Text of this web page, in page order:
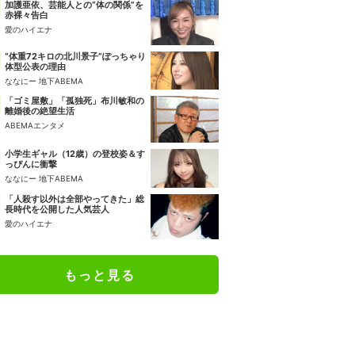
加護亜依、芸能人との“体の関係”を
赤裸々告白
愛のハイエナ
“体重72キロの北川景子”ぽっちゃり
体型公表の理由
ななにー 地下ABEMA
「ゴミ屋敷」「孤独死」布川敏和の
離婚後の絶望生活
ABEMAエンタメ
小学生ギャル（12歳）の登校姿＆す
っぴんに衝撃
ななにー 地下ABEMA
「人殺す以外は全部やってきた」総
長時代を公開した人気芸人
愛のハイエナ
もっと見る